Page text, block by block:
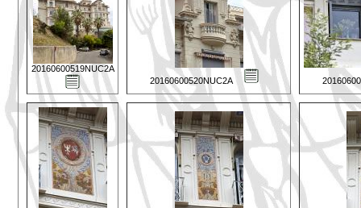
20160600519NUC2A
20160600520NUC2A